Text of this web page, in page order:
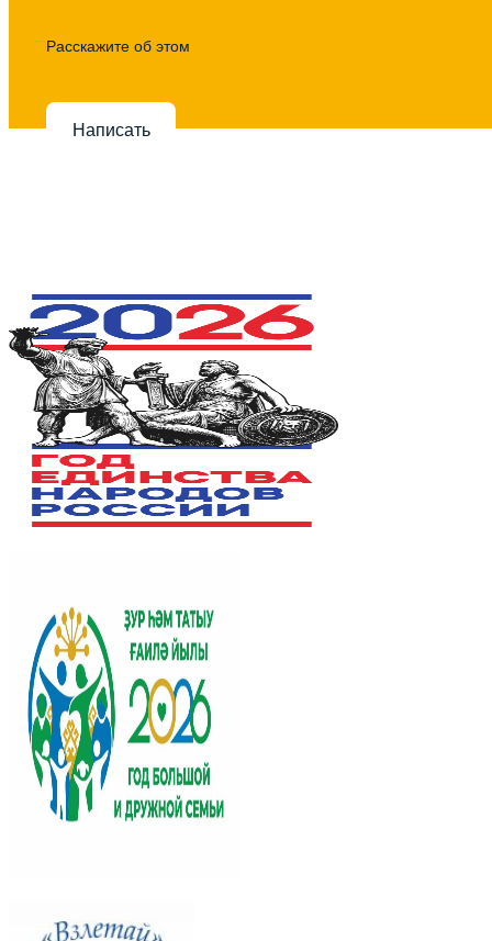
Расскажите об этом
Написать